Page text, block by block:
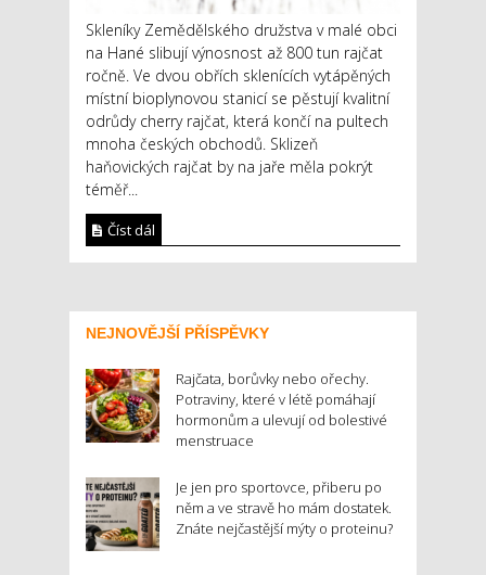
Skleníky Zemědělského družstva v malé obci
na Hané slibují výnosnost až 800 tun rajčat
ročně. Ve dvou obřích sklenících vytápěných
místní bioplynovou stanicí se pěstují kvalitní
odrůdy cherry rajčat, která končí na pultech
mnoha českých obchodů. Sklizeň
haňovických rajčat by na jaře měla pokrýt
téměř...
Číst dál
NEJNOVĚJŠÍ PŘÍSPĚVKY
Rajčata, borůvky nebo ořechy.
Potraviny, které v létě pomáhají
hormonům a ulevují od bolestivé
menstruace
Je jen pro sportovce, přiberu po
něm a ve stravě ho mám dostatek.
Znáte nejčastější mýty o proteinu?